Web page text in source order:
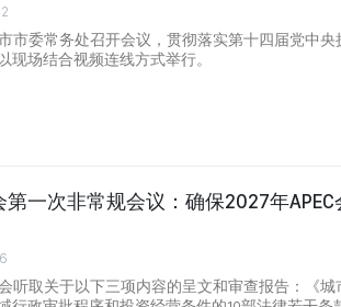
市委常务处召开会议，贯彻落实第十四届党中央
现场结合视频连线方式举行。
一次非常规会议：确保2027年
听取关于以下三项内容的呈文和审查报告：《